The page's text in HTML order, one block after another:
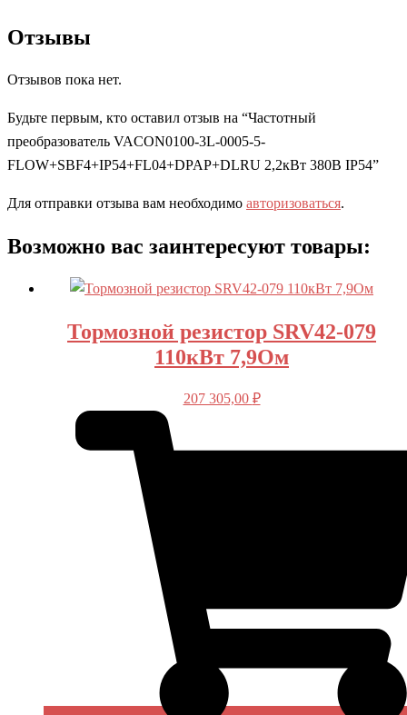
Отзывы
Отзывов пока нет.
Будьте первым, кто оставил отзыв на “Частотный
преобразователь VACON0100-3L-0005-5-
FLOW+SBF4+IP54+FL04+DPAP+DLRU 2,2кВт 380В IP54”
Для отправки отзыва вам необходимо авторизоваться.
Возможно вас заинтересуют товары:
Тормозной резистор SRV42-079
110кВт 7,9Ом
207 305,00 ₽